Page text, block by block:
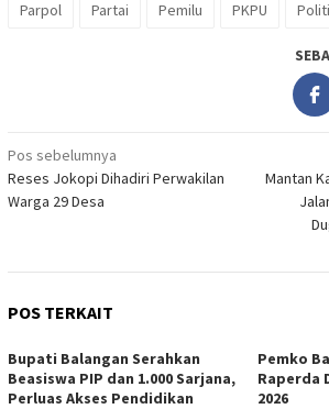
Parpol Partai Pemilu PKPU
Navigasi
pos
Pos sebelumnya
Reses Jokopi Dihadiri Perwakilan
Warga 29 Desa
Mantan
POS TERKAIT
Bupati Balangan Serahkan
Beasiswa PIP dan 1.000 Sarjana,
Perluas Akses Pendidikan
Pemko
Raperda
2026